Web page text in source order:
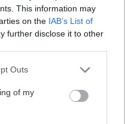
This information may
on the IAB’s List of
further disclose it to other
one or more Google
You may click to
its third-party tags to
in below Google
Outs
of my
potrubia v
ako to vyriešiť